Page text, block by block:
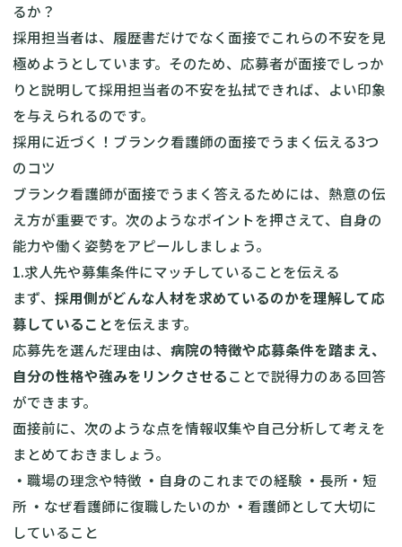
るか？
採用担当者は、履歴書だけでなく面接でこれらの不安を見
極めようとしています。そのため、応募者が面接でしっか
りと説明して採用担当者の不安を払拭できれば、よい印象
を与えられるのです。
採用に近づく！ブランク看護師の面接でうまく伝える3つ
のコツ
ブランク看護師が面接でうまく答えるためには、熱意の伝
え方が重要です。次のようなポイントを押さえて、自身の
能力や働く姿勢をアピールしましょう。
1.求人先や募集条件にマッチしていることを伝える
まず、 採用側がどんな人材を求めているのかを理解して応
募していることを伝えます。
応募先を選んだ理由は、 病院の特徴や応募条件を踏まえ、
自分の性格や強みをリンクさせることで説得力のある回答
ができます。
面接前に、次のような点を情報収集や自己分析して考えを
まとめておきましょう。
・ 職場の理念や特徴 ・ 自身のこれまでの経験 ・ 長所・短
所 ・ なぜ看護師に復職したいのか ・ 看護師として大切に
していること